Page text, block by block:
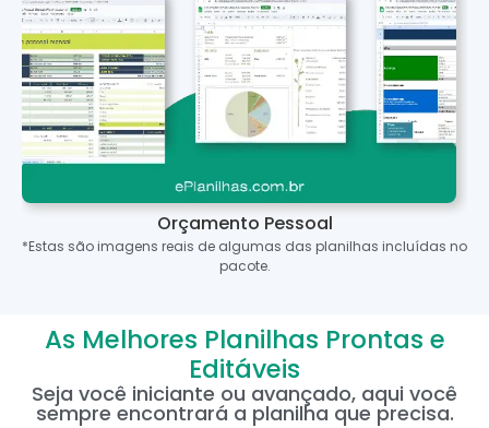
Orçamento Pessoal
*Estas são imagens reais de algumas das planilhas incluídas no
pacote.
As Melhores Planilhas Prontas e
Editáveis
Seja você iniciante ou avançado, aqui você
sempre encontrará a planilha que precisa.